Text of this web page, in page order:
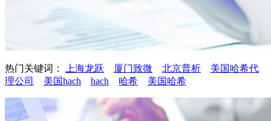
热门关键词： 上海龙跃 厦门致微 北京普析
美国哈希代
理公司
美国hach hach 哈希 美国哈希